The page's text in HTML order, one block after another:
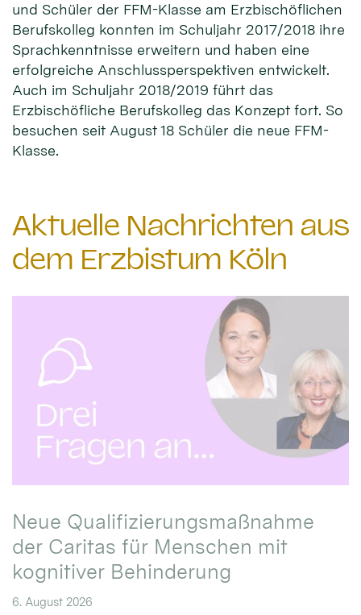
und Schüler der FFM-Klasse am Erzbischöflichen
Berufskolleg konnten im Schuljahr 2017/2018 ihre
Sprachkenntnisse erweitern und haben eine
erfolgreiche Anschlussperspektiven entwickelt.
Auch im Schuljahr 2018/2019 führt das
Erzbischöfliche Berufskolleg das Konzept fort. So
besuchen seit August 18 Schüler die neue FFM-
Klasse.
Aktuelle Nachrichten aus
dem Erzbistum Köln
Neue Qualifizierungsmaßnahme
der Caritas für Menschen mit
kognitiver Behinderung
6. August 2026